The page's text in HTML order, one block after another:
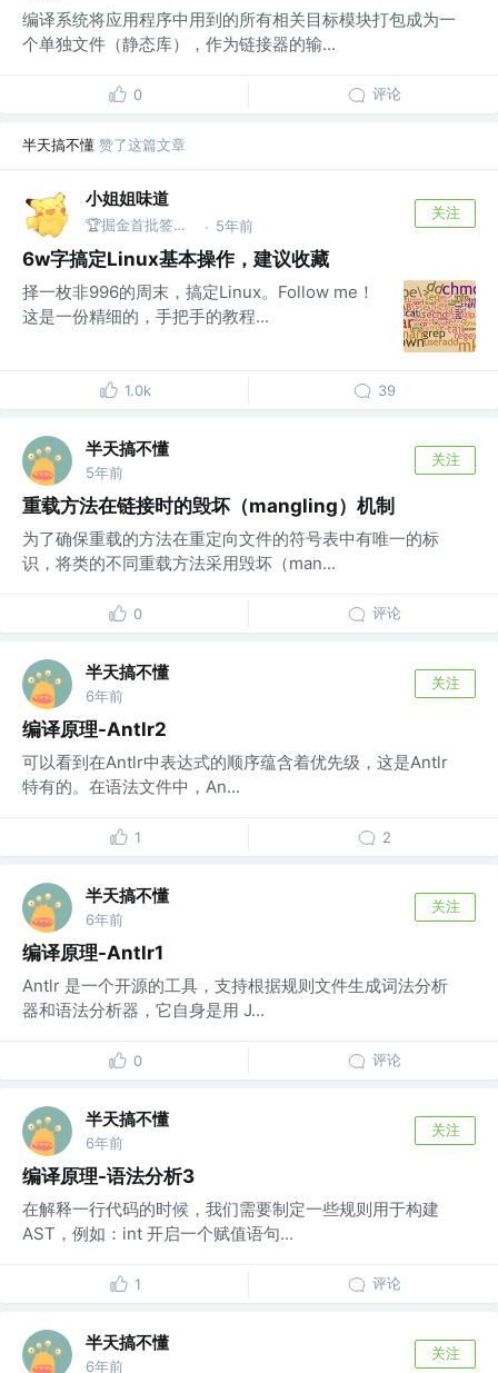
编译系统将应用程序中用到的所有相关目标模块打包成为一
个单独文件（静态库），作为链接器的输...
0 评论
半天搞不懂 赞了这篇文章
小姐姐味道
🏆掘金首批签约作者 @公众号：xjjdog · 5年前
关注
6w字搞定Linux基本操作，建议收藏
择一枚非996的周末，搞定Linux。Follow me！
这是一份精细的，手把手的教程...
1.0k 39
半天搞不懂
5年前
关注
重载方法在链接时的毁坏（mangling）机制
为了确保重载的方法在重定向文件的符号表中有唯一的标
识，将类的不同重载方法采用毁坏（man...
0 评论
半天搞不懂
6年前
关注
编译原理-Antlr2
可以看到在Antlr中表达式的顺序蕴含着优先级，这是Antlr
特有的。在语法文件中，An...
1 2
半天搞不懂
6年前
关注
编译原理-Antlr1
Antlr 是一个开源的工具，支持根据规则文件生成词法分析
器和语法分析器，它自身是用 J...
0 评论
半天搞不懂
6年前
关注
编译原理-语法分析3
在解释一行代码的时候，我们需要制定一些规则用于构建
AST，例如：int 开启一个赋值语句...
1 评论
半天搞不懂
6年前
关注